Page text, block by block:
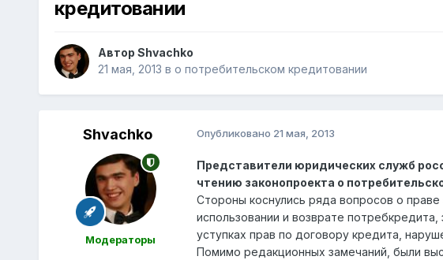
кредитовании
Автор Shvachko
21 мая, 2013 в о потребительском кредитовании
Shvachko
Модераторы
Опубликовано 21 мая, 2013
Представители юридических служб
чтению законопроекта о
Стороны коснулись ряда вопросов о
использовании и возврате
уступках прав по договору кредита,
Помимо редакционных замечаний, были